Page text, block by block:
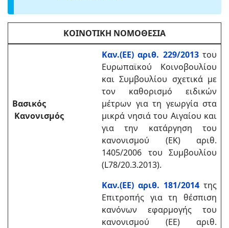
ΚΟΙΝΟΤΙΚΗ ΝΟΜΟΘΕΣΙΑ
Βασικός
Κανονισμός
Καν.(ΕΕ) αριθ. 229/2013του
Ευρωπαϊκού Κοινοβουλίου
και Συμβουλίου σχετικά με
τον καθορισμό ειδικών
μέτρων για τη γεωργία στα
μικρά νησιά του Αιγαίου και
για την κατάργηση του
κανονισμού (ΕΚ) αριθ.
1405/2006 του Συμβουλίου
(L78/20.3.2013).
Καν.(ΕΕ) αριθ. 181/2014 της
Επιτροπής για τη θέσπιση
κανόνων εφαρμογής του
κανονισμού (ΕΕ) αριθ.